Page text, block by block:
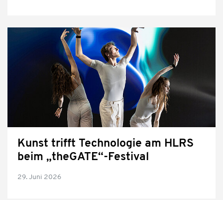
Kunst trifft Technologie am HLRS
beim „theGATE“-Festival
29. Juni 2026